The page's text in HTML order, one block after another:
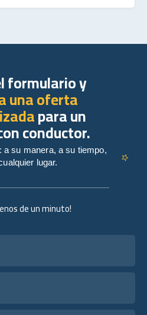
de un minuto!
formulario y
una oferta
para un
conductor.
a su manera, a su tiempo,
lugar.